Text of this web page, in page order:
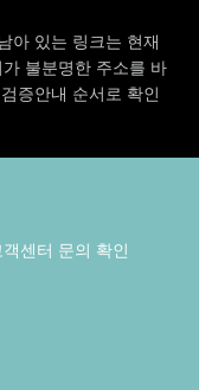
아 있는 링크는 현재
불분명한 주소를 바
증안내 순서로 확인
센터 문의 확인